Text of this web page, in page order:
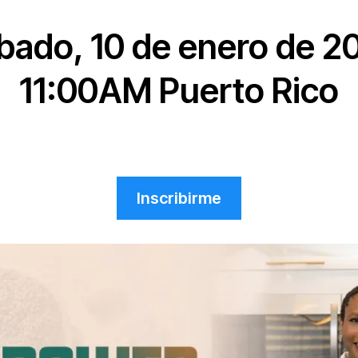
10 de enero de
11:00AM Puerto Rico
Inscribirme